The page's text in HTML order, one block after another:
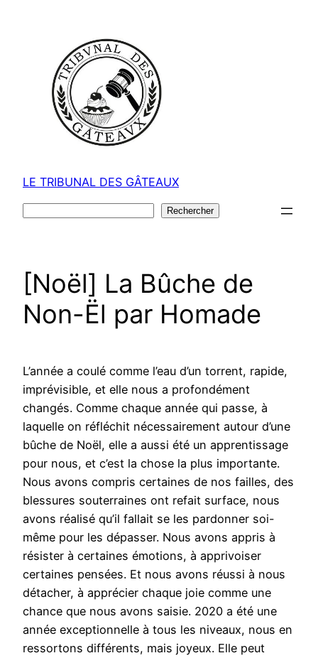
LE TRIBUNAL DES GÂTEAUX
Rechercher
[Noël] La Bûche de
Non-Ël par Homade
L’année a coulé comme l’eau d’un torrent, rapide,
imprévisible, et elle nous a profondément
changés. Comme chaque année qui passe, à
laquelle on réfléchit nécessairement autour d’une
bûche de Noël, elle a aussi été un apprentissage
pour nous, et c’est la chose la plus importante.
Nous avons compris certaines de nos failles, des
blessures souterraines ont refait surface, nous
avons réalisé qu’il fallait se les pardonner soi-
même pour les dépasser. Nous avons appris à
résister à certaines émotions, à apprivoiser
certaines pensées. Et nous avons réussi à nous
détacher, à apprécier chaque joie comme une
chance que nous avons saisie. 2020 a été une
année exceptionnelle à tous les niveaux, nous en
ressortons différents, mais joyeux. Elle peut